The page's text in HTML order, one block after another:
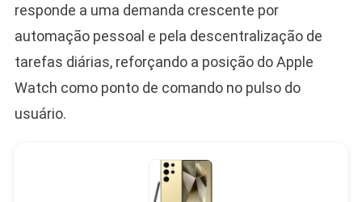
responde a uma demanda crescente por
automação pessoal e pela descentralização de
tarefas diárias, reforçando a posição do Apple
Watch como ponto de comando no pulso do
usuário.